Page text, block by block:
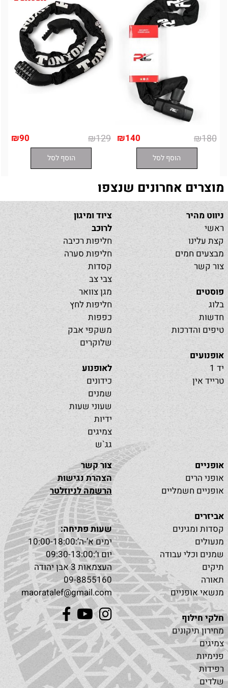
₪180
₪140
הוסף לסל
₪129
₪90
הוסף לסל
מוצרים אחרונים שנצפו
ניווט מהיר
ראשי
קצת עלינו
מבצעים חמים
צור קשר
פוסטים
בלוג
חדשות
טיפים והדרכות
אופנועים
יד 1
טרייד אין
ציוד ומיגון
לרוכב
חליפות רכיבה
חליפות סערה
קסדות
צבי צב
מגן צוואר
חליפות לחץ
כפפות
משקפי אבק
שלוקרים
לאופנוע
כידונים
שמנים
שעוני שעות
ידיות
צמיגים
גג`ש
אופניים
אופני הרים
אופניים חשמליים
אביזרים
קסדות ומגינים
מנעולים
שמנים וכלי עבודה
תיקים
תאורה
מנשאי אופניים
חלקי חילוף
מחירון תיקונים
צמיגים
פנימיות
רפידות
שלדים
צור קשר
הצהרת נגישות
הרשמה לניוזלטר
שעות פתיחה:
ימים א’-ה’:10:00-18:00
יום ו’:09:30-13:00
העצמאות 3 אבן יהודה
09-8855160
maoratalef@gmail.com